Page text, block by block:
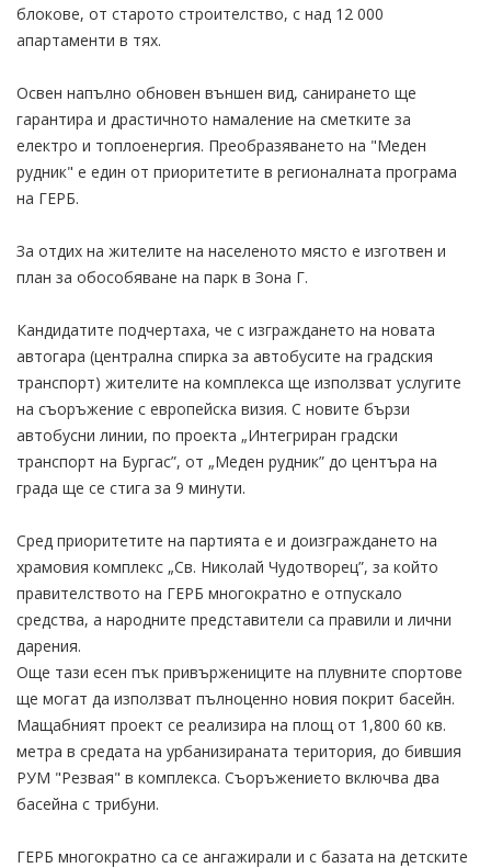
блокове, от старото строителство, с над 12 000
апартаменти в тях.
Освен напълно обновен външен вид, санирането ще
гарантира и драстичното намаление на сметките за
електро и топлоенергия. Преобразяването на "Меден
рудник" е един от приоритетите в регионалната програма
на ГЕРБ.
За отдих на жителите на населеното място е изготвен и
план за обособяване на парк в Зона Г.
Кандидатите подчертаха, че с изграждането на новата
автогара (централна спирка за автобусите на градския
транспорт) жителите на комплекса ще използват услугите
на съоръжение с европейска визия. С новите бързи
автобусни линии, по проекта „Интегриран градски
транспорт на Бургас”, от „Меден рудник” до центъра на
града ще се стига за 9 минути.
Сред приоритетите на партията е и доизграждането на
храмовия комплекс „Св. Николай Чудотворец”, за който
правителството на ГЕРБ многократно е отпускало
средства, а народните представители са правили и лични
дарения.
Още тази есен пък привържениците на плувните спортове
ще могат да използват пълноценно новия покрит басейн.
Мащабният проект се реализира на площ от 1,800 60 кв.
метра в средата на урбанизираната територия, до бившия
РУМ "Резвая" в комплекса. Съоръжението включва два
басейна с трибуни.
ГЕРБ многократно са се ангажирали и с базата на детските